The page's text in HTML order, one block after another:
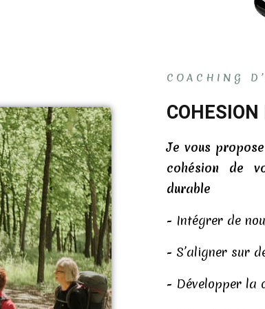
COACHING
COHESION
Je vous
cohésion de
durable
- Intégrer de
- S’aligner sur
- Développer la